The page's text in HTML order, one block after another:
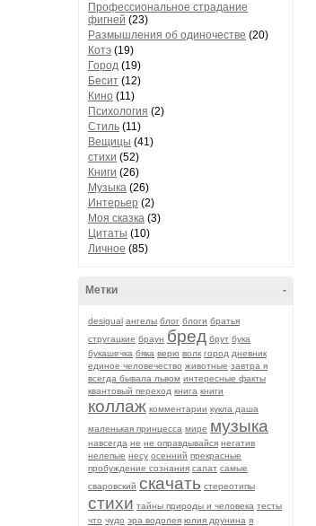
Профессиональное страдание
фигней (23)
Размышления об одиночестве (20)
Котэ (19)
Город (19)
Бесит (12)
Кино (11)
Психология (2)
Стиль (11)
Вещицы (41)
стихи (52)
Книги (26)
Музыка (26)
Интерьер (2)
Моя сказка (3)
Цитаты (10)
Личное (85)
-
Метки
desigual ангелы блог блоги братья
стругацкие браун бред брут бука
букашечка бяка верю волк город дневник
единое человечество животные завтра я
всегда бывала львом интересные факты
квантовый переход книга книги
коллаж комментарии кукла даша
маленькая принцесса мире музыка
навсегда не не оправдывайся негатив
нелепые несу осенний прекрасные
пробуждение сознания салат самые
сваровский скачать стереотипы
стихи тайны природы и человека тесты
что чудо эра водолея юлия друнина я